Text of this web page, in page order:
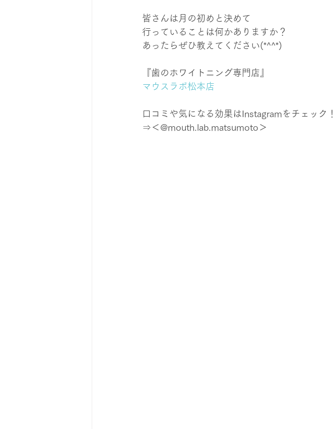
皆さんは月の初めと決めて
行っていることは何かありますか？
あったらぜひ教えてください(*^^*)
『歯のホワイトニング専門店』
マウスラボ松本店
口コミや気になる効果はInstagramをチェック！
⇒＜@mouth.lab.matsumoto＞